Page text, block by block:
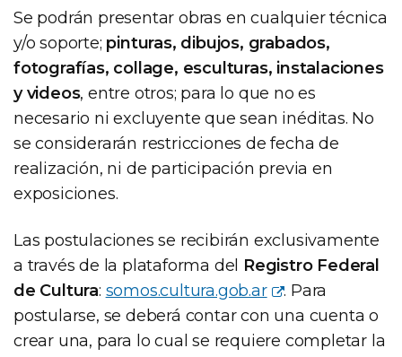
Se podrán presentar obras en cualquier técnica
y/o soporte; pinturas, dibujos, grabados,
fotografías, collage, esculturas, instalaciones
y videos, entre otros; para lo que no es
necesario ni excluyente que sean inéditas. No
se considerarán restricciones de fecha de
realización, ni de participación previa en
exposiciones.
Las postulaciones se recibirán exclusivamente
a través de la plataforma del Registro Federal
de Cultura: somos.cultura.gob.ar
. Para
postularse, se deberá contar con una cuenta o
crear una, para lo cual se requiere completar la